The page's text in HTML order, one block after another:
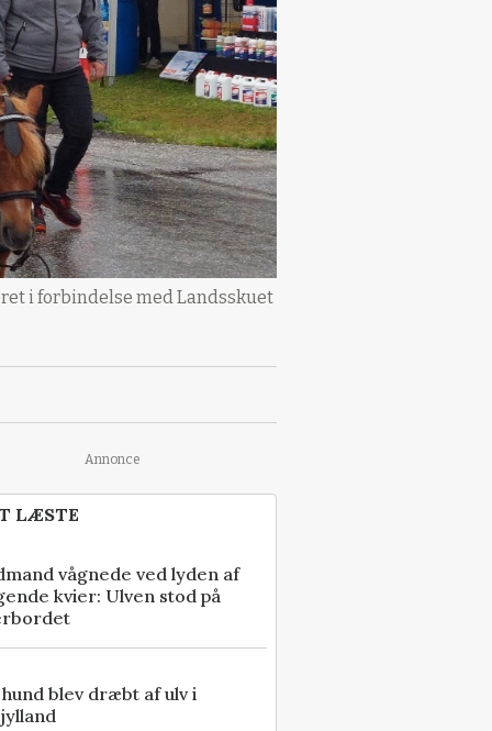
i forbindelse med Landsskuet
Annonce
LÆSTE
vågnede ved lyden af
kvier: Ulven stod på
blev dræbt af ulv i